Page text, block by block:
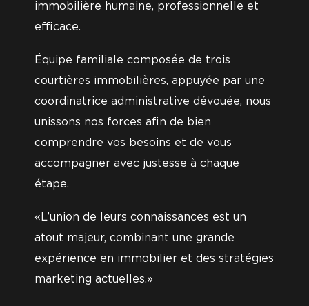
immobilière humaine, professionnelle et
efficace.
Équipe familiale composée de trois
courtières immobilières, appuyée par une
coordinatrice administrative dévouée, nous
unissons nos forces afin de bien
comprendre vos besoins et de vous
accompagner avec justesse à chaque
étape.
«L’union de leurs connaissances est un
atout majeur, combinant une grande
expérience en immobilier et des stratégies
marketing actuelles.»